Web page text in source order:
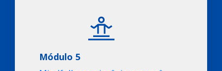
Módulo 5